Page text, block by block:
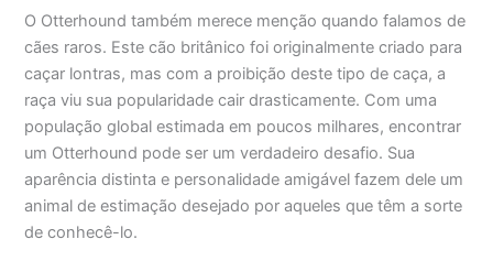
O Otterhound também merece menção quando falamos de
cães raros. Este cão britânico foi originalmente criado para
caçar lontras, mas com a proibição deste tipo de caça, a
raça viu sua popularidade cair drasticamente. Com uma
população global estimada em poucos milhares, encontrar
um Otterhound pode ser um verdadeiro desafio. Sua
aparência distinta e personalidade amigável fazem dele um
animal de estimação desejado por aqueles que têm a sorte
de conhecê-lo.